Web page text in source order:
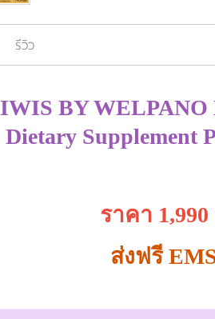
รีวิว
IWIS BY
Dietary Supplement
ราคา
ส่งฟรี